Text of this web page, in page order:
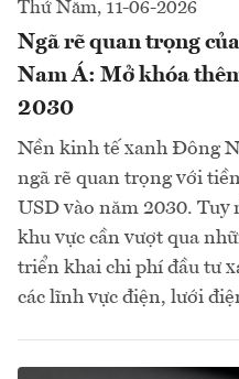
Thứ Năm, 11-06-2026
Ngã rẽ quan trọng
Nam Á: Mở khóa
2030
Nền kinh tế xanh Đông
ngã rẽ quan trọng với
USD vào năm 2030. Tuy
khu vực cần vượt qua
triển khai chi phí đầu tư
các lĩnh vực điện, lưới